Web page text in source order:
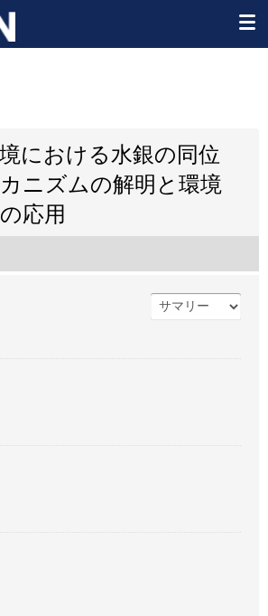
における水銀の同位
ニズムの解明と環境
応用